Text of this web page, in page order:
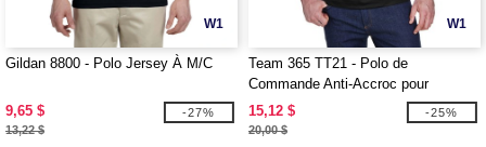
W1
Gildan 8800 - Polo Jersey À M/C
9,65 $
13,22 $
-27%
W1
Team 365 TT21 - Polo de
Commande Anti-Accroc pour
Hommes
15,12 $
20,00 $
-25%